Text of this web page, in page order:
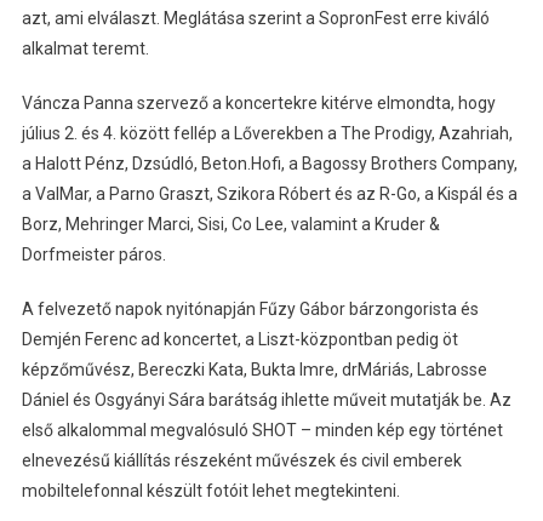
azt, ami elválaszt. Meglátása szerint a SopronFest erre kiváló
alkalmat teremt.
Váncza Panna szervező a koncertekre kitérve elmondta, hogy
július 2. és 4. között fellép a Lőverekben a The Prodigy, Azahriah,
a Halott Pénz, Dzsúdló, Beton.Hofi, a Bagossy Brothers Company,
a ValMar, a Parno Graszt, Szikora Róbert és az R-Go, a Kispál és a
Borz, Mehringer Marci, Sisi, Co Lee, valamint a Kruder &
Dorfmeister páros.
A felvezető napok nyitónapján Fűzy Gábor bárzongorista és
Demjén Ferenc ad koncertet, a Liszt-központban pedig öt
képzőművész, Bereczki Kata, Bukta Imre, drMáriás, Labrosse
Dániel és Osgyányi Sára barátság ihlette műveit mutatják be. Az
első alkalommal megvalósuló SHOT – minden kép egy történet
elnevezésű kiállítás részeként művészek és civil emberek
mobiltelefonnal készült fotóit lehet megtekinteni.